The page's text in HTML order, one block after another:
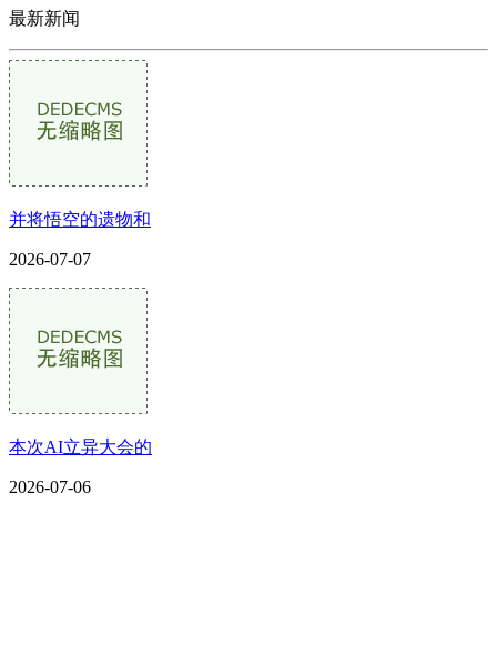
最新新闻
并将悟空的遗物和
2026-07-07
本次AI立异大会的
2026-07-06